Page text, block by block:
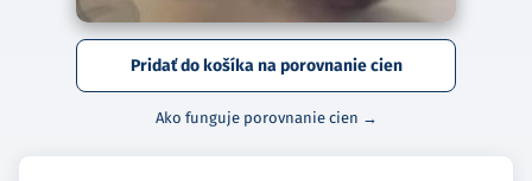
Pridať do košíka na porovnanie cien
Ako funguje porovnanie cien →